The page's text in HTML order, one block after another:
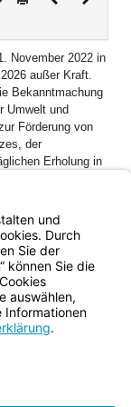
November 2022 in
außer Kraft.
Bekanntmachung
Umwelt und
Förderung von
der
Erholung in
162), die
2020 (BayMBl.